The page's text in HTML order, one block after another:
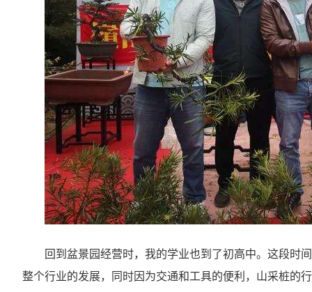
回到盆景园经营时，我的学业也到了初高中。这段时
整个行业的发展，同时因为交通和工具的便利，山采桩的